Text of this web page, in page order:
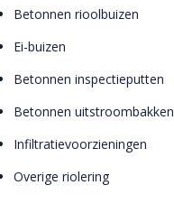
Betonnen rioolbuizen
Ei-buizen
Betonnen inspectieputten
Betonnen uitstroombakken
Infiltratievoorzieningen
Overige riolering